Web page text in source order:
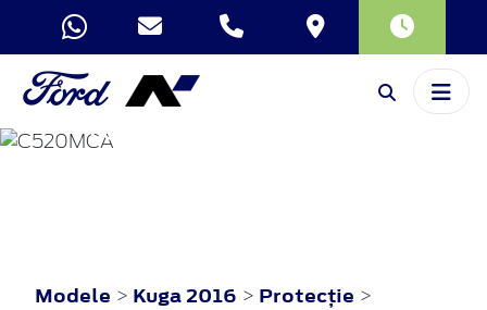
KUGA
Modele > Kuga 2016 > Protecţie >